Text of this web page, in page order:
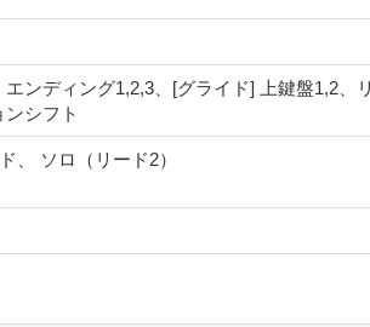
ンディング1,2,3、[グライド] 上鍵盤1,2、
シフト
、 ソロ（リード2）